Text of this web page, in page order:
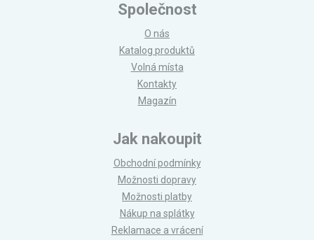
Společnost
O nás
Katalog produktů
Volná místa
Kontakty
Magazín
Jak nakoupit
Obchodní podmínky
Možnosti dopravy
Možnosti platby
Nákup na splátky
Reklamace a vrácení